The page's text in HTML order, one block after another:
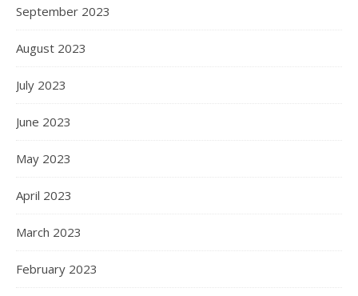
September 2023
August 2023
July 2023
June 2023
May 2023
April 2023
March 2023
February 2023